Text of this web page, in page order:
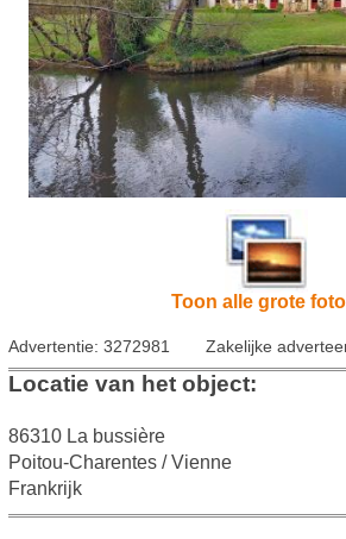
Toon alle grote
Advertentie: 3272981 Zakelijke
Locatie van het object:
86310 La bussière
Poitou-Charentes / Vienne
Frankrijk